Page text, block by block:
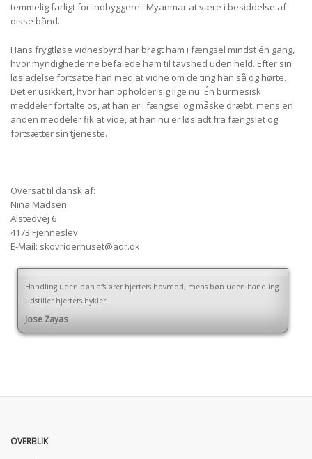
temmelig farligt for indbyggere i Myanmar at være i besiddelse af
disse bånd.
Hans frygtløse vidnesbyrd har bragt ham i fængsel mindst én gang,
hvor myndighederne befalede ham til tavshed uden held. Efter sin
løsladelse fortsatte han med at vidne om de ting han så og hørte.
Det er usikkert, hvor han opholder sig lige nu. Én burmesisk
meddeler fortalte os, at han er i fængsel og måske dræbt, mens en
anden meddeler fik at vide, at han nu er løsladt fra fængslet og
fortsætter sin tjeneste.
Oversat til dansk af:
Nina Madsen
Alstedvej 6
4173 Fjenneslev
E-Mail: skovriderhuset@adr.dk
Handling uden bøn afslører hjertets hovmod, mens bøn uden handling
udstiller hjertets hykleri.
Jose Zayas
OVERBLIK